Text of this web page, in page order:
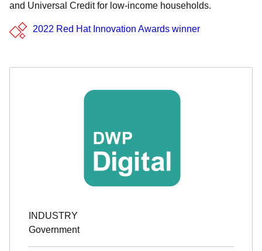
and Universal Credit for low-income households.
2022 Red Hat Innovation Awards winner
INDUSTRY
Government